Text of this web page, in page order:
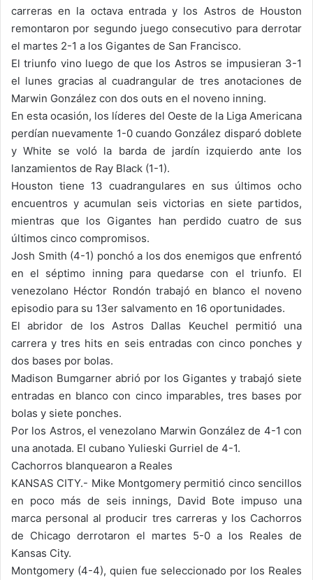
carreras en la octava entrada y los Astros de Houston
remontaron por segundo juego consecutivo para derrotar
el martes 2-1 a los Gigantes de San Francisco.
El triunfo vino luego de que los Astros se impusieran 3-1
el lunes gracias al cuadrangular de tres anotaciones de
Marwin González con dos outs en el noveno inning.
En esta ocasión, los líderes del Oeste de la Liga Americana
perdían nuevamente 1-0 cuando González disparó doblete
y White se voló la barda de jardín izquierdo ante los
lanzamientos de Ray Black (1-1).
Houston tiene 13 cuadrangulares en sus últimos ocho
encuentros y acumulan seis victorias en siete partidos,
mientras que los Gigantes han perdido cuatro de sus
últimos cinco compromisos.
Josh Smith (4-1) ponchó a los dos enemigos que enfrentó
en el séptimo inning para quedarse con el triunfo. El
venezolano Héctor Rondón trabajó en blanco el noveno
episodio para su 13er salvamento en 16 oportunidades.
El abridor de los Astros Dallas Keuchel permitió una
carrera y tres hits en seis entradas con cinco ponches y
dos bases por bolas.
Madison Bumgarner abrió por los Gigantes y trabajó siete
entradas en blanco con cinco imparables, tres bases por
bolas y siete ponches.
Por los Astros, el venezolano Marwin González de 4-1 con
una anotada. El cubano Yulieski Gurriel de 4-1.
Cachorros blanquearon a Reales
KANSAS CITY.- Mike Montgomery permitió cinco sencillos
en poco más de seis innings, David Bote impuso una
marca personal al producir tres carreras y los Cachorros
de Chicago derrotaron el martes 5-0 a los Reales de
Kansas City.
Montgomery (4-4), quien fue seleccionado por los Reales